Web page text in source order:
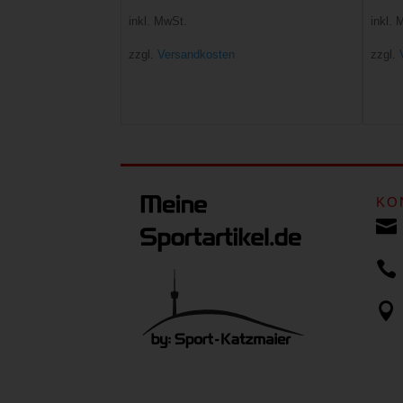
inkl. MwSt.
zzgl. Versandkosten
inkl.
zzgl.


